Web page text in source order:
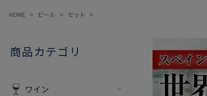
HOME ビール セット
商品カテゴリ
ワイン